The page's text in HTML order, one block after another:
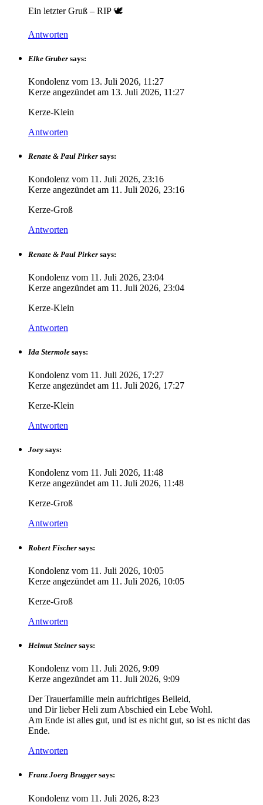
Ein letzter Gruß – RIP 🕊️
Antworten
Elke Gruber says:
Kondolenz vom 13. Juli 2026, 11:27
Kerze angezündet am 13. Juli 2026, 11:27
Kerze-Klein
Antworten
Renate & Paul Pirker says:
Kondolenz vom 11. Juli 2026, 23:16
Kerze angezündet am 11. Juli 2026, 23:16
Kerze-Groß
Antworten
Renate & Paul Pirker says:
Kondolenz vom 11. Juli 2026, 23:04
Kerze angezündet am 11. Juli 2026, 23:04
Kerze-Klein
Antworten
Ida Stermole says:
Kondolenz vom 11. Juli 2026, 17:27
Kerze angezündet am 11. Juli 2026, 17:27
Kerze-Klein
Antworten
Joey says:
Kondolenz vom 11. Juli 2026, 11:48
Kerze angezündet am 11. Juli 2026, 11:48
Kerze-Groß
Antworten
Robert Fischer says:
Kondolenz vom 11. Juli 2026, 10:05
Kerze angezündet am 11. Juli 2026, 10:05
Kerze-Groß
Antworten
Helmut Steiner says:
Kondolenz vom 11. Juli 2026, 9:09
Kerze angezündet am 11. Juli 2026, 9:09
Der Trauerfamilie mein aufrichtiges Beileid,
und Dir lieber Heli zum Abschied ein Lebe Wohl.
Am Ende ist alles gut, und ist es nicht gut, so ist es nicht das
Ende.
Antworten
Franz Joerg Brugger says:
Kondolenz vom 11. Juli 2026, 8:23